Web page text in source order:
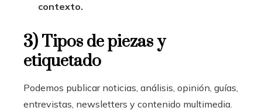
contexto.
3) Tipos de piezas y
etiquetado
Podemos publicar noticias, análisis, opinión, guías,
entrevistas, newsletters y contenido multimedia.